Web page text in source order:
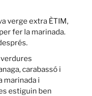
verge extra ÈTIM,
fer la marinada.
verdures
carabassó i
marinada i
estiguin ben